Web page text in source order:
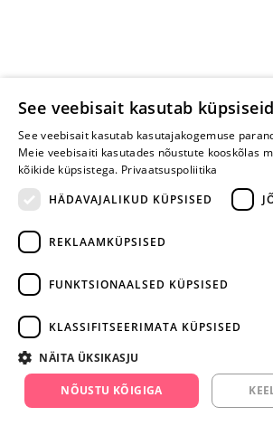
facebook.com/yesyes.ee
Instagram/yesyes.ee
See veebisait kasutab küpsiseid
See veebisait kasutab kasutajakogemuse
Meie veebisaiti kasutades nõustute kooskõlas
kõikide küpsistega. Privaatsuspoliitika
HÄDAVAJALIKUD KÜPSISED
REKLAAMKÜPSISED
FUNKTSIONAALSED KÜPSISED
KLASSIFITSEERIMATA KÜPSISED
NÄITA ÜKSIKASJU
NÕUSTU KÕIGIGA